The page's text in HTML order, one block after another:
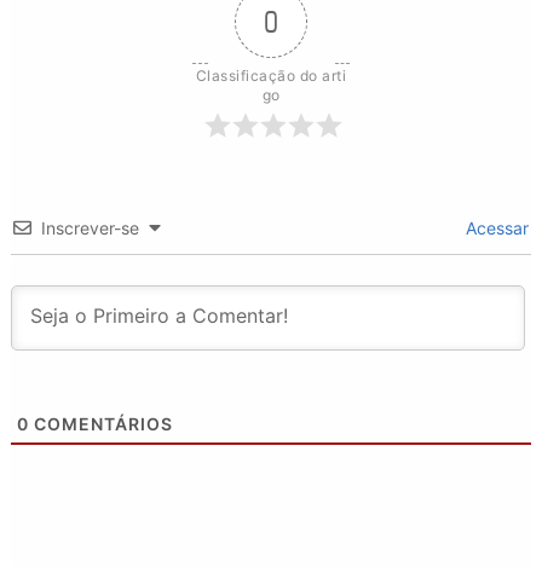
0
Classificação do arti
go
Inscrever-se Acessar
0 COMENTÁRIOS